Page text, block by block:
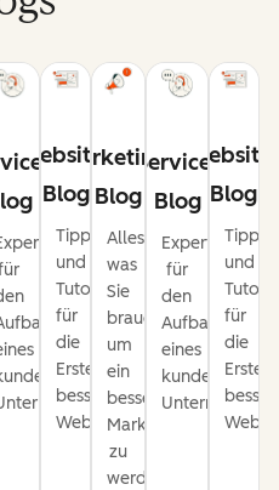
Website-
Blog
Tipps
und
Tutorials
für
die
Erstellung
besserer
Websites.
Marketing-
Blog
Alles,
was
Sie
brauchen,
um
ein
besserer
Marketer
zu
werden.
Service-
Blog
Expertentipps
für
den
Aufbau
eines
Website-
Blog
Tipps
und
für
die